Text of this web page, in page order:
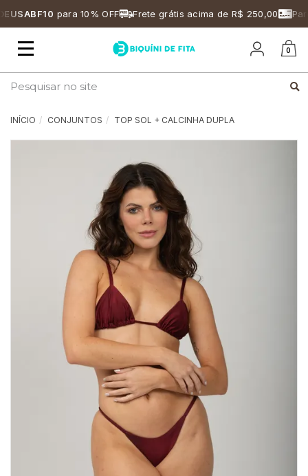
para 10% OFF Frete grátis acima de R$ 250,00
Mudar
0
INÍCIO CONJUNTOS TOP SOL + CALCINHA DUPLA